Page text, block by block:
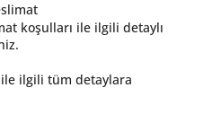
koşulları ile ilgili detaylı
ilgili tüm detaylara